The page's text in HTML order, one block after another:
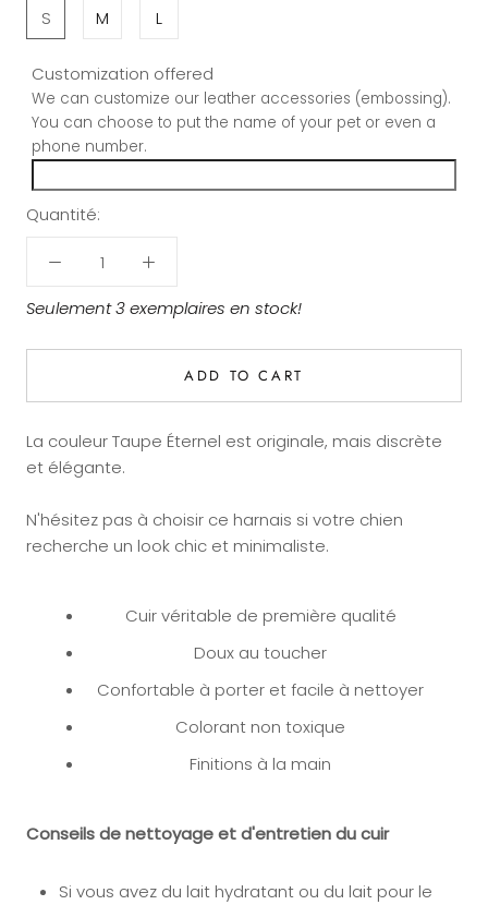
S
M L
Customization offered
We can customize our leather accessories (embossing).
You can choose to put the name of your pet or even a
phone number.
Quantité:
Seulement 3 exemplaires en stock!
ADD TO CART
La couleur Taupe Éternel est originale, mais discrète
et élégante.
N'hésitez pas à choisir ce harnais si votre chien
recherche un look chic et minimaliste.
Cuir véritable de première qualité
Doux au toucher
Confortable à porter et facile à nettoyer
Colorant non toxique
Finitions à la main
Conseils de nettoyage et d'entretien du cuir
Si vous avez du lait hydratant ou du lait pour le